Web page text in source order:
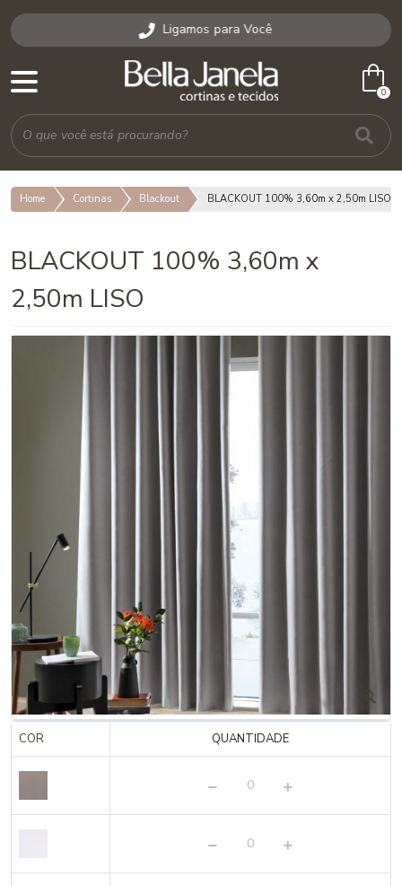
Ligamos para Você
0
shopping_bag
Home Cortinas Blackout BLACKOUT 100% 3,60m x 2,50m LISO
BLACKOUT 100% 3,60m x
2,50m LISO
COR QUANTIDADE